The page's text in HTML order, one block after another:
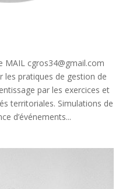
MAIL cgros34@gmail.com
les pratiques de gestion de
par les exercices et
territoriales. Simulations de
d’événements...